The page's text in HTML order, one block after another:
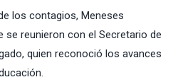
los contagios, Meneses
reunieron con el Secretario de
quien reconoció los avances